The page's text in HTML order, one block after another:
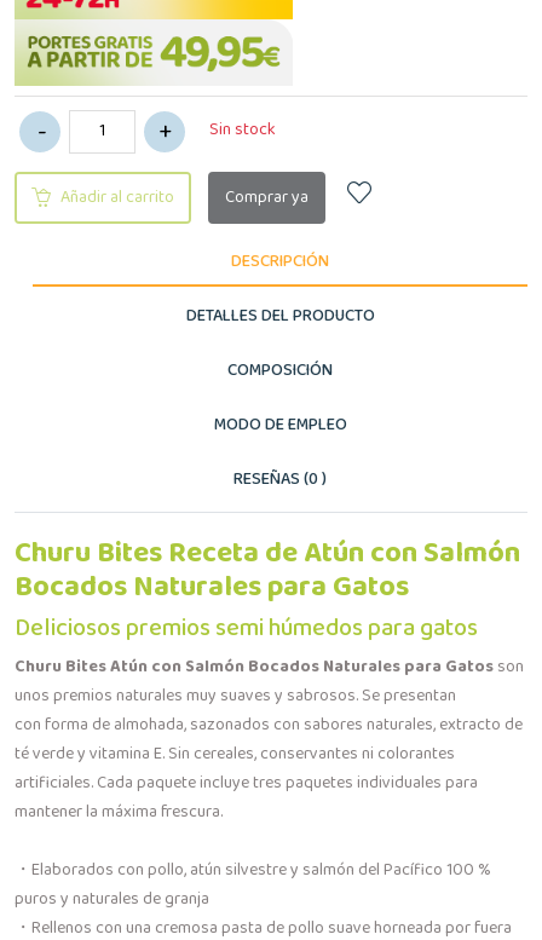
Sin stock
Añadir al carrito Comprar ya
DESCRIPCIÓN
DETALLES DEL PRODUCTO
COMPOSICIÓN
MODO DE EMPLEO
RESEÑAS (0 )
Churu Bites Receta de Atún con Salmón
Bocados Naturales para Gatos
Deliciosos premios semi húmedos para gatos
Churu Bites Atún con Salmón Bocados Naturales para Gatosson
unos premios naturales muy suaves y sabrosos. Se presentan
con forma de almohada, sazonados con sabores naturales, extracto de
té verde y vitamina E. Sin cereales, conservantes ni colorantes
artificiales. Cada paquete incluye tres paquetes individuales para
mantener la máxima frescura.
・Elaborados con pollo, atún silvestre y salmón del Pacífico 100 %
puros y naturales de granja
・Rellenos con una cremosa pasta de pollo suave horneada por fuera